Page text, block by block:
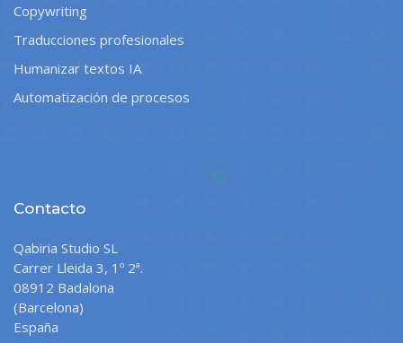
Copywriting
Traducciones profesionales
Humanizar textos IA
Automatización de procesos
Contacto
Qabiria Studio SL
Carrer Lleida 3, 1º 2ª.
08912 Badalona
(Barcelona)
España